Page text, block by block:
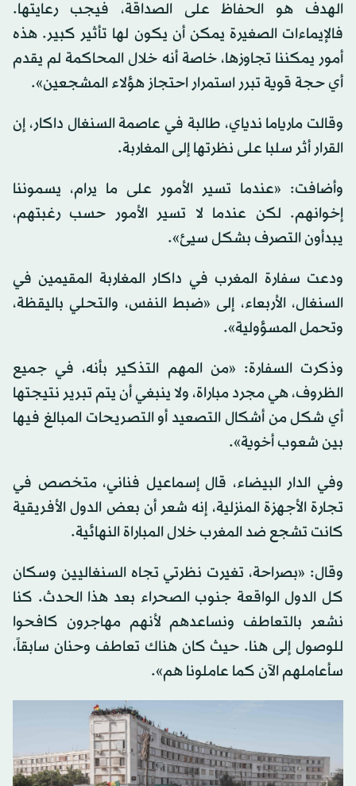
الهدف هو الحفاظ على الصداقة، فيجب رعايتها.
فالإيماءات الصغيرة يمكن أن يكون لها تأثير كبير. هذه
أمور يمكننا تجاوزها، خاصة أنه خلال المحاكمة لم يقدم
أي حجة قوية تبرر استمرار احتجاز هؤلاء المشجعين».
وقالت مارياما ندياي، طالبة في عاصمة السنغال داكار، إن
القرار أثر سلبا على نظرتها إلى المغاربة.
وأضافت: «عندما تسير الأمور على ما يرام، يسموننا
إخوانهم. لكن عندما لا تسير الأمور حسب رغبتهم،
يبدأون التصرف بشكل سيئ».
ودعت سفارة المغرب في داكار المغاربة المقيمين في
السنغال، الأربعاء، إلى «ضبط النفس، والتحلي باليقظة،
وتحمل المسؤولية».
وذكرت السفارة: «من المهم التذكير بأنه، في جميع
الظروف، هي مجرد مباراة، ولا ينبغي أن يتم تبرير نتيجتها
أي شكل من أشكال التصعيد أو التصريحات المبالغ فيها
بين شعوب أخوية».
وفي الدار البيضاء، قال إسماعيل فناني، متخصص في
تجارة الأجهزة المنزلية، إنه شعر أن بعض الدول الأفريقية
كانت تشجع ضد المغرب خلال المباراة النهائية.
وقال: «بصراحة، تغيرت نظرتي تجاه السنغاليين وسكان
كل الدول الواقعة جنوب الصحراء بعد هذا الحدث. كنا
نشعر بالتعاطف ونساعدهم لأنهم مهاجرون كافحوا
للوصول إلى هنا. حيث كان هناك تعاطف وحنان سابقاً،
سأعاملهم الآن كما عاملونا هم».